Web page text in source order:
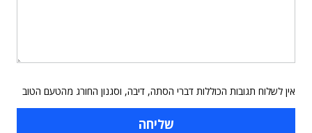
אין לשלוח תגובות הכוללות דברי הסתה, דיבה, וסגנון החורג מהטעם הטוב